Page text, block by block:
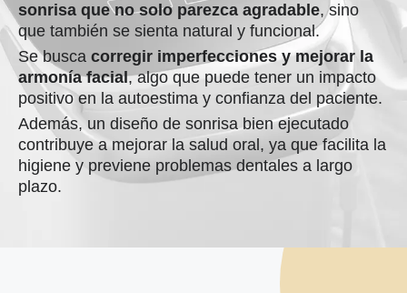
sonrisa que no solo parezca agradable, sino
que también se sienta natural y funcional.
Se busca corregir imperfecciones y mejorar la
armonía facial, algo que puede tener un impacto
positivo en la autoestima y confianza del paciente.
Además, un diseño de sonrisa bien ejecutado
contribuye a mejorar la salud oral, ya que facilita la
higiene y previene problemas dentales a largo
plazo.